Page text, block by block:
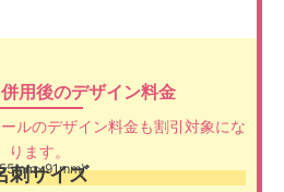
用後のデザイン料金
ルのデザイン料金も割引対象にな
ります。
刺サイズ